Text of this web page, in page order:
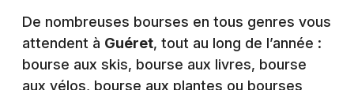
De nombreuses bourses en tous genres vous
attendent à Guéret, tout au long de l’année :
bourse aux skis, bourse aux livres, bourse
aux vélos, bourse aux plantes ou bourses